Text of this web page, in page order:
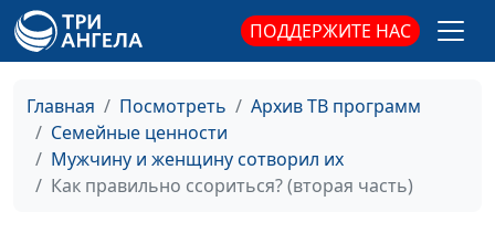
ПОДДЕРЖИТЕ НАС
Главная Посмотреть
Архив ТВ программ
Семейные ценности
Мужчину и женщину сотворил их
Как правильно ссориться? (вторая часть)
Возрастной кризис -
удобное
Юлия Синицына, Роман
Маринин, семейный
#127
Цель достигнута.
Что дальше?
Юлия Синицына, Роман
Маринин, семейный
консультант